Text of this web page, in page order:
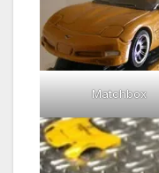
Matchbox